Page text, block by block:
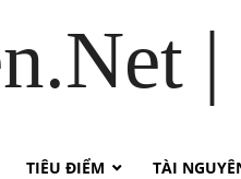
TIÊU ĐIỂM TÀI